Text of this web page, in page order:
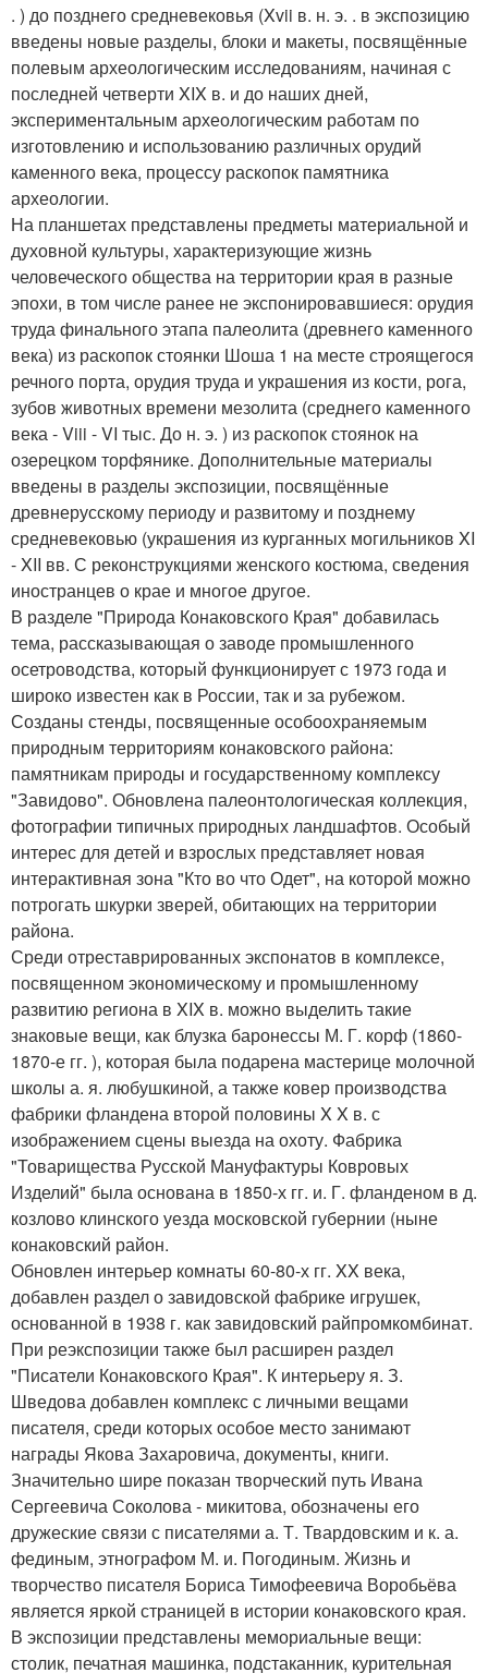
. ) до позднего средневековья (Xvii в. н. э. . в экспозицию
введены новые разделы, блоки и макеты, посвящённые
полевым археологическим исследованиям, начиная с
последней четверти XIX в. и до наших дней,
экспериментальным археологическим работам по
изготовлению и использованию различных орудий
каменного века, процессу раскопок памятника
археологии.
На планшетах представлены предметы материальной и
духовной культуры, характеризующие жизнь
человеческого общества на территории края в разные
эпохи, в том числе ранее не экспонировавшиеся: орудия
труда финального этапа палеолита (древнего каменного
века) из раскопок стоянки Шоша 1 на месте строящегося
речного порта, орудия труда и украшения из кости, рога,
зубов животных времени мезолита (среднего каменного
века - Viii - VI тыс. До н. э. ) из раскопок стоянок на
озерецком торфянике. Дополнительные материалы
введены в разделы экспозиции, посвящённые
древнерусскому периоду и развитому и позднему
средневековью (украшения из курганных могильников XI
- XII вв. С реконструкциями женского костюма, сведения
иностранцев о крае и многое другое.
В разделе "Природа Конаковского Края" добавилась
тема, рассказывающая о заводе промышленного
осетроводства, который функционирует с 1973 года и
широко известен как в России, так и за рубежом.
Созданы стенды, посвященные особоохраняемым
природным территориям конаковского района:
памятникам природы и государственному комплексу
"Завидово". Обновлена палеонтологическая коллекция,
фотографии типичных природных ландшафтов. Особый
интерес для детей и взрослых представляет новая
интерактивная зона "Кто во что Одет", на которой можно
потрогать шкурки зверей, обитающих на территории
района.
Среди отреставрированных экспонатов в комплексе,
посвященном экономическому и промышленному
развитию региона в XIX в. можно выделить такие
знаковые вещи, как блузка баронессы М. Г. корф (1860-
1870-е гг. ), которая была подарена мастерице молочной
школы а. я. любушкиной, а также ковер производства
фабрики фландена второй половины X X в. с
изображением сцены выезда на охоту. Фабрика
"Товарищества Русской Мануфактуры Ковровых
Изделий" была основана в 1850-х гг. и. Г. фланденом в д.
козлово клинского уезда московской губернии (ныне
конаковский район.
Обновлен интерьер комнаты 60-80-х гг. XX века,
добавлен раздел о завидовской фабрике игрушек,
основанной в 1938 г. как завидовский райпромкомбинат.
При реэкспозиции также был расширен раздел
"Писатели Конаковского Края". К интерьеру я. З.
Шведова добавлен комплекс с личными вещами
писателя, среди которых особое место занимают
награды Якова Захаровича, документы, книги.
Значительно шире показан творческий путь Ивана
Сергеевича Соколова - микитова, обозначены его
дружеские связи с писателями а. Т. Твардовским и к. а.
фединым, этнографом М. и. Погодиным. Жизнь и
творчество писателя Бориса Тимофеевича Воробьёва
является яркой страницей в истории конаковского края.
В экспозиции представлены мемориальные вещи:
столик, печатная машинка, подстаканник, курительная